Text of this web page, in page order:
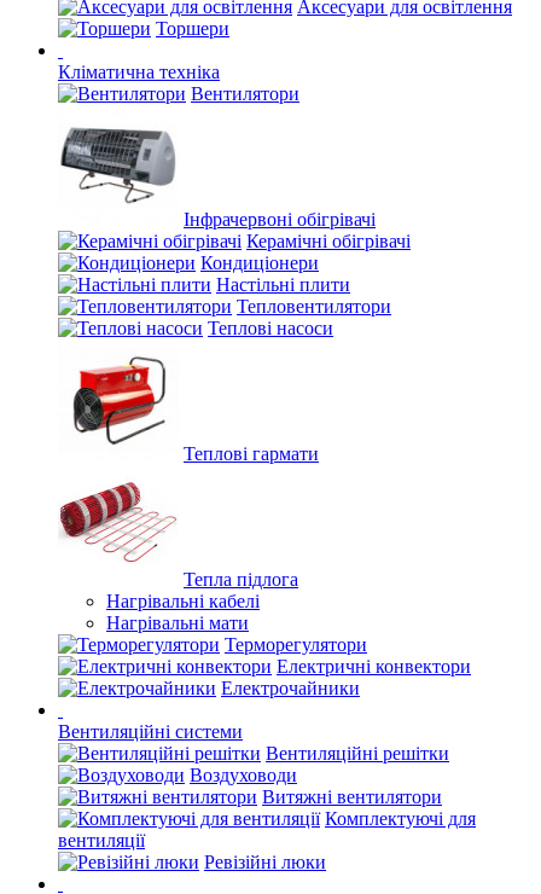
Аксесуари для освітлення
Торшери
Кліматична техніка
Вентилятори
Інфрачервоні обігрівачі
Керамічні обігрівачі
Кондиціонери
Настільні плити
Тепловентилятори
Теплові насоси
Теплові гармати
Тепла підлога
Нагрівальні кабелі
Нагрівальні мати
Терморегулятори
Електричні конвектори
Електрочайники
Вентиляційні системи
Вентиляційні решітки
Воздуховоди
Витяжні вентилятори
Комплектуючі для
вентиляції
Ревізійні люки